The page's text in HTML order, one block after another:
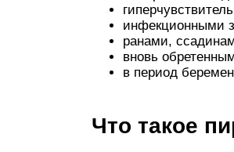
инфекционными
ранами,
вновь
в период
Что такое